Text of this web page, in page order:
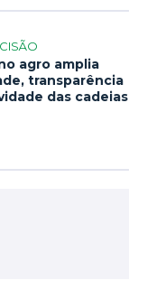
agro amplia
transparência
das cadeias